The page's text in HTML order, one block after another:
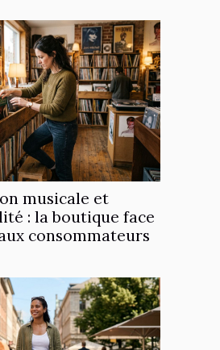
musicale et
: la boutique face
consommateurs